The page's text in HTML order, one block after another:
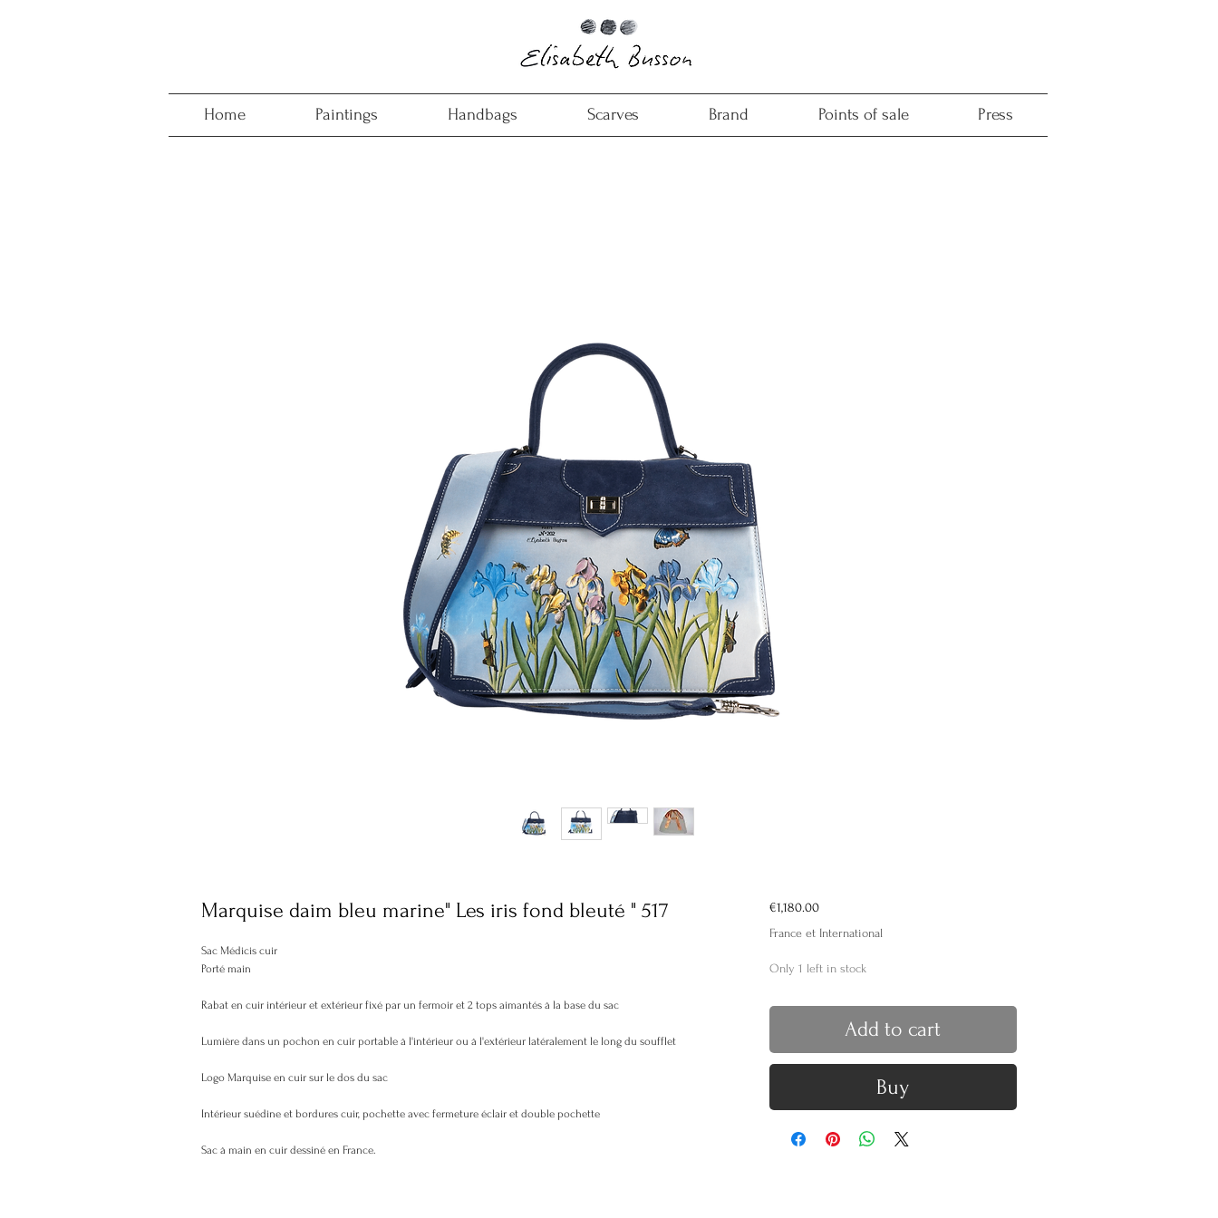
Home Paintings Handbags Scarves Brand Points of sale Press
Marquise daim bleu marine" Les iris fond bleuté " 517
Sac Médicis cuir
Porté main
Rabat en cuir intérieur et extérieur fixé par un fermoir et 2 tops aimantés à la base du sac
Lumière dans un pochon en cuir portable à l'intérieur ou à l'extérieur latéralement le long du soufflet
Logo Marquise en cuir sur le dos du sac
Intérieur suédine et bordures cuir, pochette avec fermeture éclair et double pochette
Sac à main en cuir dessiné en France.
€1,180.00Price
France et International
Only 1 left in stock
Add to cart
Buy